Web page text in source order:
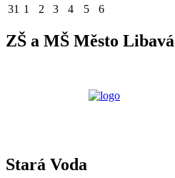
31 1 2 3 4 5 6
ZŠ a MŠ Město Libavá
Stará Voda